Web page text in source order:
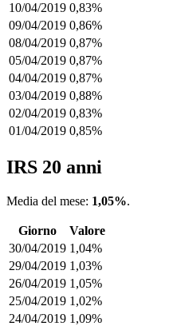
10/04/2019 0,83%
09/04/2019 0,86%
08/04/2019 0,87%
05/04/2019 0,87%
04/04/2019 0,87%
03/04/2019 0,88%
02/04/2019 0,83%
01/04/2019 0,85%
IRS 20 anni
Media del mese: 1,05%.
Giorno
Valore
30/04/2019 1,04%
29/04/2019 1,03%
26/04/2019 1,05%
25/04/2019 1,02%
24/04/2019 1,09%